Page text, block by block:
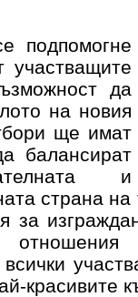
подпомогне
участващите
да
на новия
ще имат
балансират
и
страна
за
красивите